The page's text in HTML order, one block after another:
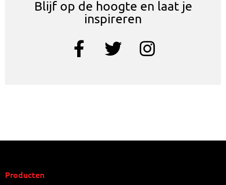
Blijf op de hoogte en laat je
inspireren
Producten